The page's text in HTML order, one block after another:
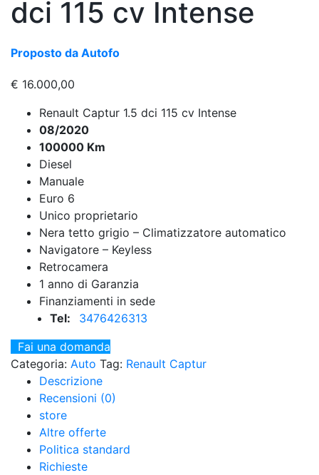
dci 115 cv Intense
Proposto da Autofo
€ 16.000,00
Renault Captur 1.5 dci 115 cv Intense
08/2020
100000 Km
Diesel
Manuale
Euro 6
Unico proprietario
Nera tetto grigio – Climatizzatore automatico
Navigatore – Keyless
Retrocamera
1 anno di Garanzia
Finanziamenti in sede
Tel: 3476426313
Fai una domanda
Categoria: Auto Tag: Renault Captur
Descrizione
Recensioni (0)
store
Altre offerte
Politica standard
Richieste